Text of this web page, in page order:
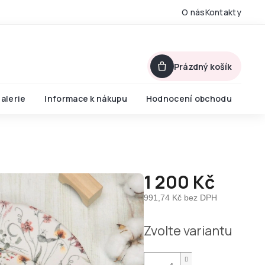
O násKontakty
Prázdný košík
Informace k nákupu Hodnocení obchodu
1 200 Kč
991,74 Kč bez DPH
Měrná
cena:
Zvolte variantu